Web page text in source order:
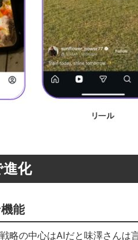
化
能
略の中心はAIだと味澤さんは